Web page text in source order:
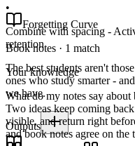
•
Combine with spacing -
retention
The best students aren't
ones who study smarter -
we have.
Outputs
Forgetting Curve
Book notes · 1 match
Your knowledge
What do my notes say
Two ideas keep coming
visible, and return right
and book notes agree on the